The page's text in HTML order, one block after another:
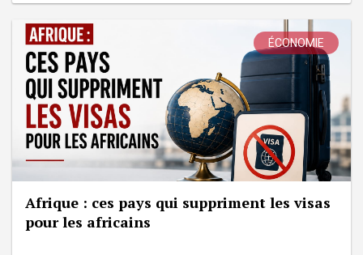
ÉCONOMIE
Afrique : ces pays qui suppriment les visas
pour les africains